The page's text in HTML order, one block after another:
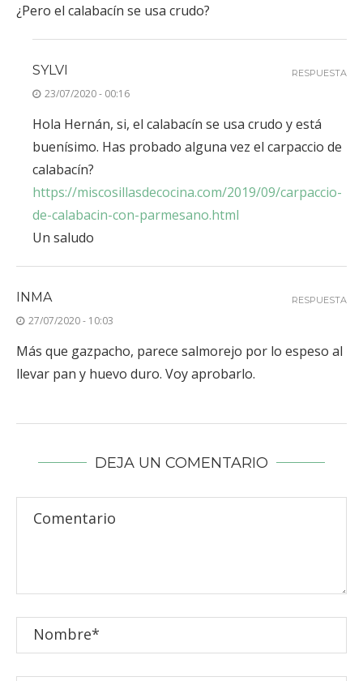
¿Pero el calabacín se usa crudo?
SYLVI
23/07/2020 - 00:16
Hola Hernán, si, el calabacín se usa crudo y está
buenísimo. Has probado alguna vez el carpaccio de
calabacín?
https://miscosillasdecocina.com/2019/09/carpaccio-
de-calabacin-con-parmesano.html
Un saludo
RESPUESTA
INMA
27/07/2020 - 10:03
Más que gazpacho, parece salmorejo por lo espeso al
llevar pan y huevo duro. Voy aprobarlo.
RESPUESTA
DEJA UN COMENTARIO